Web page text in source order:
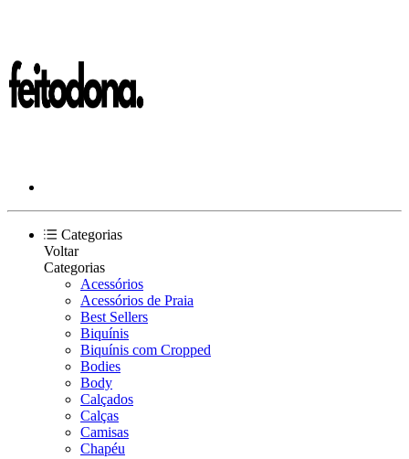
Categorias
Voltar
Categorias
Acessórios
Acessórios de Praia
Best Sellers
Biquínis
Biquínis com Cropped
Bodies
Body
Calçados
Calças
Camisas
Chapéu